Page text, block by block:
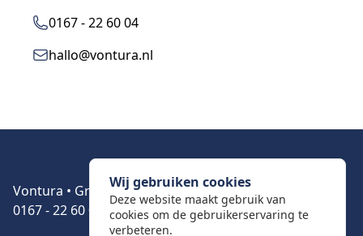
0167 - 22 60 04
hallo@vontura.nl
Vontura • Grote Kerkstraat 21 • 4651BA Steenbergen •
0167 - 22 60 04
Wij gebruiken cookies
Deze website maakt gebruik van
cookies om de gebruikerservaring te
verbeteren.